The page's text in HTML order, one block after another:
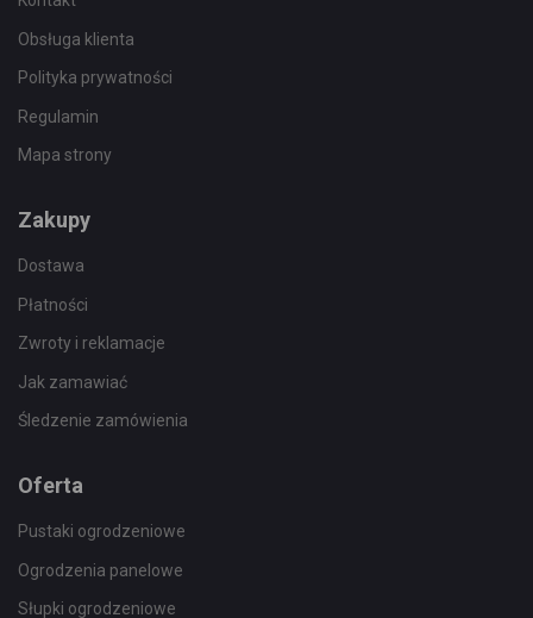
Obsługa klienta
Polityka prywatności
Regulamin
Mapa strony
Zakupy
Dostawa
Płatności
Zwroty i reklamacje
Jak zamawiać
Śledzenie zamówienia
Oferta
Pustaki ogrodzeniowe
Ogrodzenia panelowe
Słupki ogrodzeniowe